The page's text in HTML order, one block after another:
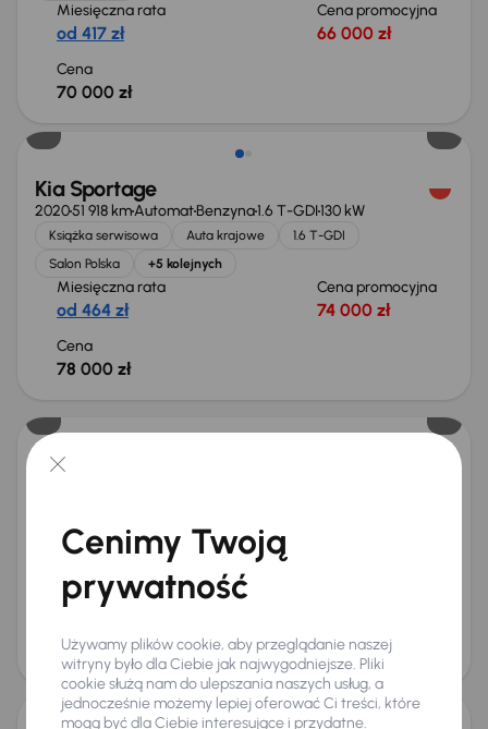
Miesięczna rata
od 417 zł
Cena promocyjna
66 000 zł
Cena
70 000 zł
Kia Sportage
202051 918 kmAutomatBenzyna1.6 T-GDI130 kW
Książka serwisowa Auta krajowe
1.6 T-GDI
Salon Polska
+5 kolejnych
Miesięczna rata
od 464 zł
Cena promocyjna
74 000 zł
Cena
78 000 zł
Kia Sportage
Auta krajowe
1.6 T-GDI +6 kolejnych
od 524 zł
88 000 zł
Cenimy Twoją
prywatność
Używamy plików cookie, aby przeglądanie naszej
witryny było dla Ciebie jak najwygodniejsze. Pliki
cookie służą nam do ulepszania naszych usług, a
jednocześnie możemy lepiej oferować Ci treści, które
mogą być dla Ciebie interesujące i przydatne.